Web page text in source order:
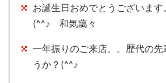
お誕生日おめでとうございます
(^^♪ 和気藹々
一年振りのご来店。。歴代の先
うか？(^^♪